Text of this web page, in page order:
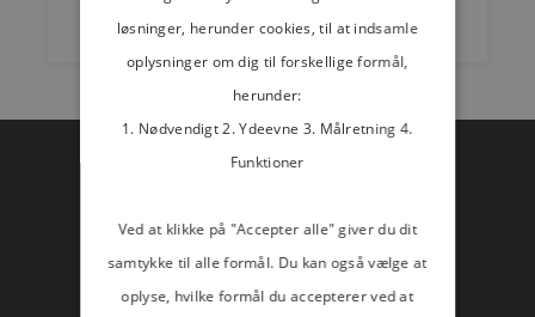
Read more
Titanium Gateway
ADDRESS:
løsninger, herunder cookies, til at indsamle
oplysninger om dig til forskellige formål,
herunder:
1. Nødvendigt 2. Ydeevne 3. Målretning 4.
Funktioner
Ved at klikke på "Accepter alle" giver du dit
samtykke til alle formål. Du kan også vælge at
oplyse, hvilke formål du accepterer ved at